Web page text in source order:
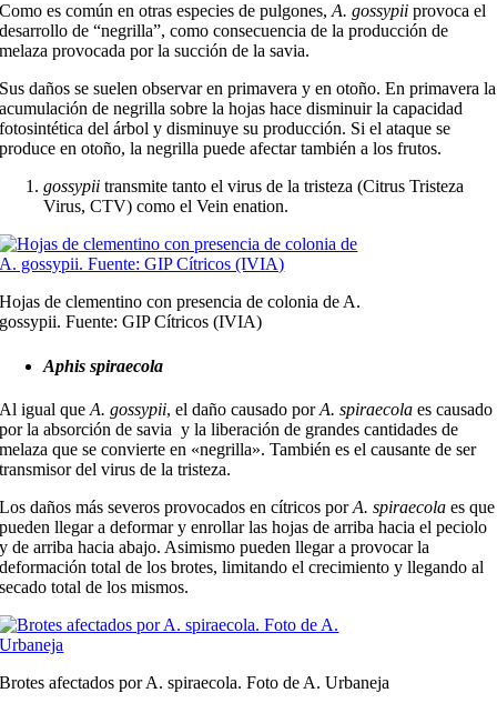
Como es común en otras especies de pulgones,A. gossypii provoca el
desarrollo de “negrilla”, como consecuencia de la producción de
melaza provocada por la succión de la savia.
Sus daños se suelen observar en primavera y en otoño. En primavera la
acumulación de negrilla sobre la hojas hace disminuir la capacidad
fotosintética del árbol y disminuye su producción. Si el ataque se
produce en otoño, la negrilla puede afectar también a los frutos.
gossypiitransmite tanto el virus de la tristeza (Citrus Tristeza
Virus, CTV) como el Vein enation.
Hojas de clementino con presencia de colonia de A.
gossypii. Fuente: GIP Cítricos (IVIA)
Aphis spiraecola
Al igual queA. gossypii, el daño causado porA. spiraecola es causado
por la absorción de savia y la liberación de grandes cantidades de
melaza que se convierte en «negrilla». También es el causante de ser
transmisor del virus de la tristeza.
Los daños más severos provocados en cítricos porA. spiraecola es que
pueden llegar a deformar y enrollar las hojas de arriba hacia el peciolo
y de arriba hacia abajo. Asimismo pueden llegar a provocar la
deformación total de los brotes, limitando el crecimiento y llegando al
secado total de los mismos.
Brotes afectados por A. spiraecola. Foto de A. Urbaneja